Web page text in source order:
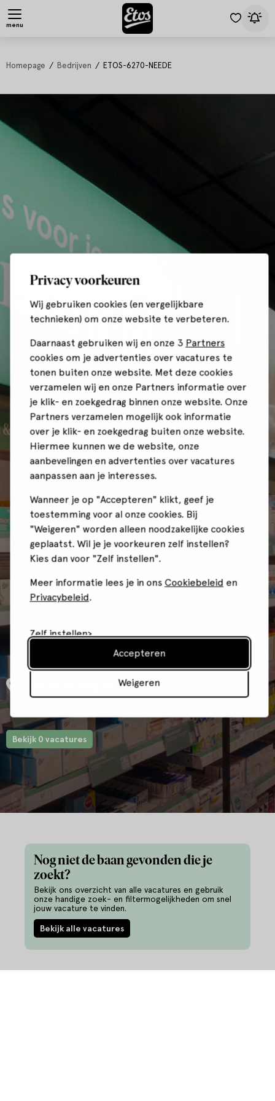
Privacy voorkeuren
Wij gebruiken cookies (en vergelijkbare
technieken) om onze website te verbeteren.
Daarnaast gebruiken wij en onze 3 Partners
cookies om je advertenties over vacatures te
tonen buiten onze website. Met deze cookies
verzamelen wij en onze Partners informatie over
je klik- en zoekgedrag binnen onze website. Onze
Partners verzamelen mogelijk ook informatie
over je klik- en zoekgedrag buiten onze website.
Hiermee kunnen we de website, onze
aanbevelingen en advertenties over vacatures
aanpassen aan je interesses.
Wanneer je op "Accepteren" klikt, geef je
toestemming voor al onze cookies. Bij
"Weigeren" worden alleen noodzakelijke cookies
geplaatst. Wil je je voorkeuren zelf instellen?
Kies dan voor "Zelf instellen".
Meer informatie lees je in ons Cookiebeleid en
Privacybeleid.
Zelf instellen
Weigeren
Accepteren
menu
Homepage Bedrijven ETOS-6270-NEEDE
ETOS-6270-NEEDE
Borculoseweg 15, Neede
Bekijk 0 vacatures
Nog niet de baan gevonden die je
zoekt?
Bekijk ons overzicht van alle vacatures en gebruik
onze handige zoek- en filtermogelijkheden om snel
jouw vacature te vinden.
Bekijk alle vacatures